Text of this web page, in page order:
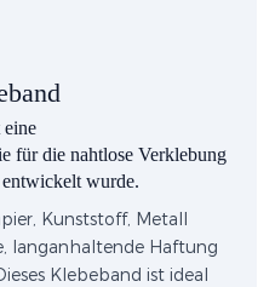
eine
für die nahtlose Verklebung
wurde.
Kunststoff, Metall
langanhaltende Haftung
Klebeband ist ideal